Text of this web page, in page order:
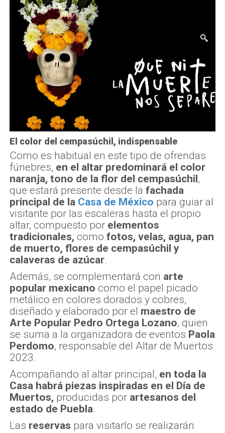
El color del cempasúchil, indispensable
Como es habitual en este tipo de ofrendas
fúnebres, en el altar predominará el color
naranja, tono de la flor del cempasúchil ,
que estará presente desde la fachada
principal de la Casa de México para guiar al
visitante por las escaleras hasta el propio
altar, compuesto por elementos
tradicionales, como fotos, velas, agua, pan
de muerto, flores de cempasúchil y
calaveras de azúcar.
Además, se complementará con arte
popular mexicano como el papel picado
metálico en colores dorados y cobres,
diseñado y elaborado por el maestro de
Arte Popular Pedro Ortega Lozano, quien
se suma a la organizadora de eventos Paola
Perdomo, responsable del Altar de Muertos
2023.
Acompañando al altar principal, en toda la
Casa habrá piezas inspiradas en el Día de
Muertos, producidas por artesanos del
estado de Puebla.
Las reservas para visitarlo se realizarán